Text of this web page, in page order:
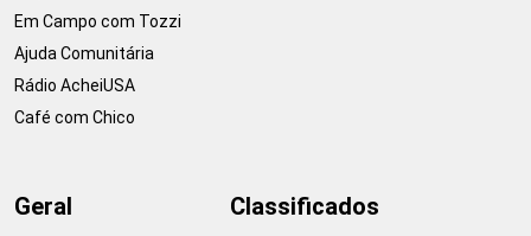
Em Campo com Tozzi
Ajuda Comunitária
Rádio AcheiUSA
Café com Chico
Geral Classificados